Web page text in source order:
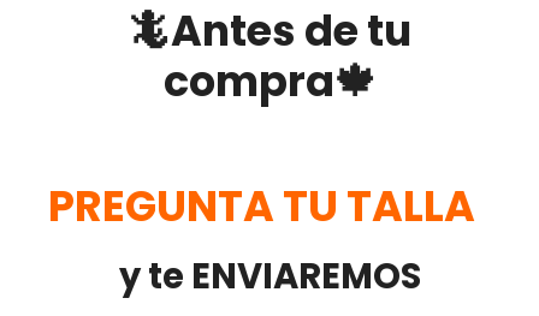
🦎Antes de tu
compra🍁
PREGUNTA TU TALLA
y te ENVIAREMOS